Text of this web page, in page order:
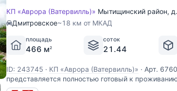
КП «Аврора (Ватервилль)» Мытищинский район,
Дмитровское~18 км от МКАД
площадь
466 м2
соток
21.44
ID: 243745 · КП «Аврора (Ватервилль)» · Арт.
представляется полностью готовый к
всего в 12 км от Москвы по Дмитровскому